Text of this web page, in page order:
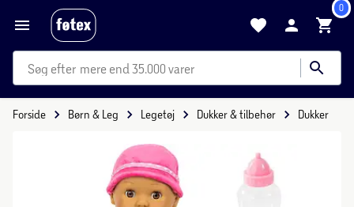
0
mere end 35.000 varer
Forside Børn & Leg Legetøj Dukker & tilbehør Dukker